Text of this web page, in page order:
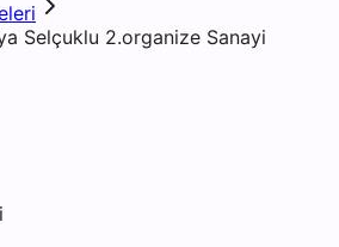
Selçuklu 2.organize Sanayi